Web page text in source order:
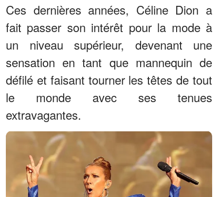
Ces dernières années, Céline Dion a
fait passer son intérêt pour la mode à
un niveau supérieur, devenant une
sensation en tant que mannequin de
défilé et faisant tourner les têtes de tout
le monde avec ses tenues
extravagantes.